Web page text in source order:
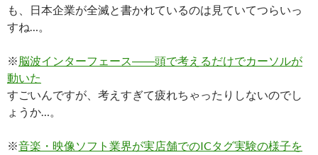
も、日本企業が全滅と書かれているのは見ていてつらいっ
すね…。
※ 脳波インターフェース――頭で考えるだけでカーソルが
動いた
すごいんですが、考えすぎて疲れちゃったりしないのでし
ょうか…。
※音楽・映像ソフト業界が実店舗でのICタグ実験の様子を